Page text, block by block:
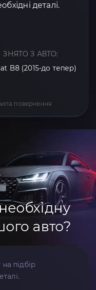
деталі.
ЗНЯТО З АВТО:
B8 (2015-до тепер)
повернення
авто?
підбір